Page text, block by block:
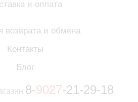
и оплата
возврата и обмена
Контакты
Блог
8-9027-21-29-18